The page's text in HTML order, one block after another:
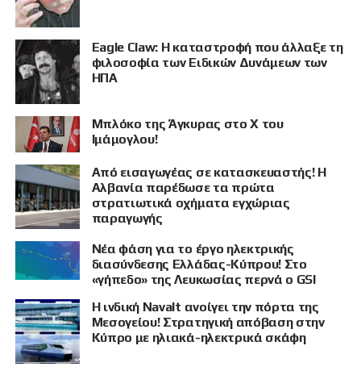
Eagle Claw: Η καταστροφή που άλλαξε τη
φιλοσοφία των Ειδικών Δυνάμεων των
ΗΠΑ
Μπλόκο της Άγκυρας στο X του
Ιμάμογλου!
Από εισαγωγέας σε κατασκευαστής! Η
Αλβανία παρέδωσε τα πρώτα
στρατιωτικά οχήματα εγχώριας
παραγωγής
Νέα φάση για το έργο ηλεκτρικής
διασύνδεσης Ελλάδας-Κύπρου! Στο
«γήπεδο» της Λευκωσίας περνά ο GSI
Η ινδική Navalt ανοίγει την πόρτα της
Μεσογείου! Στρατηγική απόβαση στην
Κύπρο με ηλιακά-ηλεκτρικά σκάφη